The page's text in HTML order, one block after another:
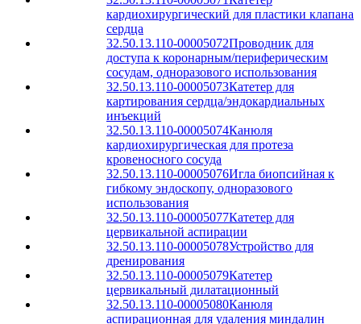
кардиохирургический для пластики клапана
сердца
32.50.13.110-00005072Проводник для
доступа к коронарным/периферическим
сосудам, одноразового использования
32.50.13.110-00005073Катетер для
картирования сердца/эндокардиальных
инъекций
32.50.13.110-00005074Канюля
кардиохирургическая для протеза
кровеносного сосуда
32.50.13.110-00005076Игла биопсийная к
гибкому эндоскопу, одноразового
использования
32.50.13.110-00005077Катетер для
цервикальной аспирации
32.50.13.110-00005078Устройство для
дренирования
32.50.13.110-00005079Катетер
цервикальный дилатационный
32.50.13.110-00005080Канюля
аспирационная для удаления миндалин